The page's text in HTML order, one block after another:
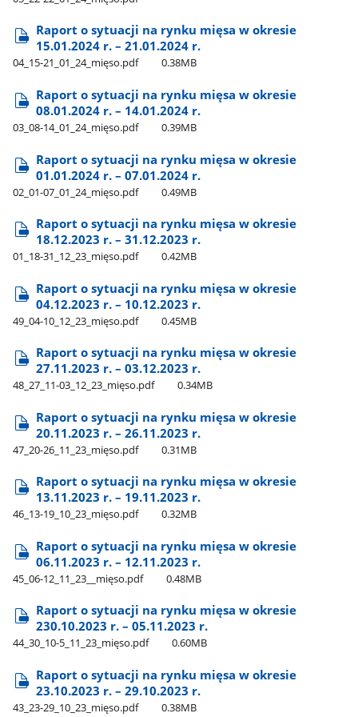
Raport o sytuacji na rynku mięsa w okresie
15.01.2024 r. – 21.01.2024 r.
04​_15-21​_01​_24​_mięso.pdf 0.38MB
Raport o sytuacji na rynku mięsa w okresie
08.01.2024 r. – 14.01.2024 r.
03​_08-14​_01​_24​_mięso.pdf 0.39MB
Raport o sytuacji na rynku mięsa w okresie
01.01.2024 r. – 07.01.2024 r.
02​_01-07​_01​_24​_mięso.pdf 0.49MB
Raport o sytuacji na rynku mięsa w okresie
18.12.2023 r. – 31.12.2023 r.
01​_18-31​_12​_23​_mięso.pdf 0.42MB
Raport o sytuacji na rynku mięsa w okresie
04.12.2023 r. – 10.12.2023 r.
49​_04-10​_12​_23​_mięso.pdf 0.45MB
Raport o sytuacji na rynku mięsa w okresie
27.11.2023 r. – 03.12.2023 r.
48​_27​_11-03​_12​_23​_mięso.pdf 0.34MB
Raport o sytuacji na rynku mięsa w okresie
20.11.2023 r. – 26.11.2023 r.
47​_20-26​_11​_23​_mięso.pdf 0.31MB
Raport o sytuacji na rynku mięsa w okresie
13.11.2023 r. – 19.11.2023 r.
46​_13-19​_10​_23​_mięso.pdf 0.32MB
Raport o sytuacji na rynku mięsa w okresie
06.11.2023 r. – 12.11.2023 r.
45​_06-12​_11​_23​_​_mięso.pdf 0.48MB
Raport o sytuacji na rynku mięsa w okresie
230.10.2023 r. – 05.11.2023 r.
44​_30​_10-5​_11​_23​_mięso.pdf 0.60MB
Raport o sytuacji na rynku mięsa w okresie
23.10.2023 r. – 29.10.2023 r.
43​_23-29​_10​_23​_mięso.pdf 0.38MB